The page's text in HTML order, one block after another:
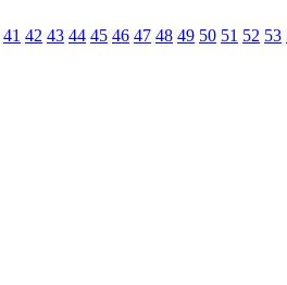
41 42 43 44 45 46 47 48 49 50 51 52 53